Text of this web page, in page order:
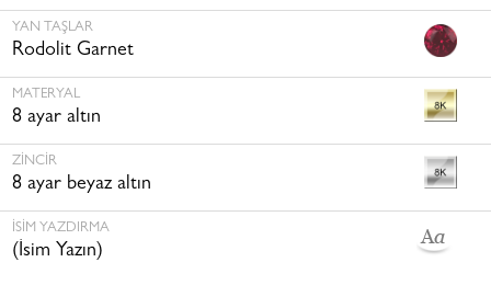
YAN TAŞLAR
Rodolit Garnet
MATERYAL
8 ayar altın
ZINCIR
8 ayar beyaz altın
İSİM YAZDIRMA
(İsim Yazın)